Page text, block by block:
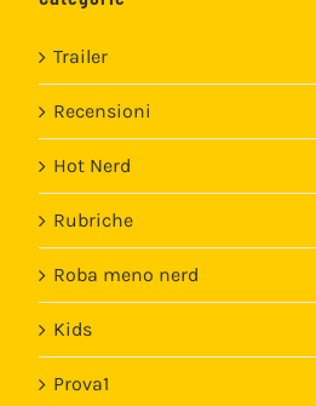
Trailer
Recensioni
Hot Nerd
Rubriche
Roba meno nerd
Kids
Prova1